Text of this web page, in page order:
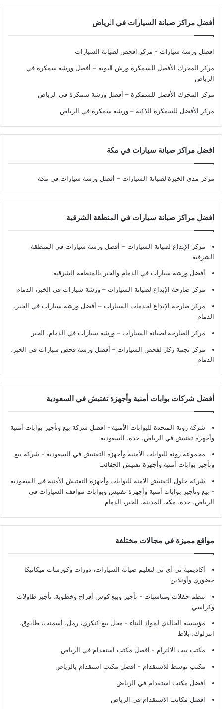
أفضل مراكز صيانة السيارات في الرياض
افضل ورشة سيارات - مركز افحص لصيانة السيارات
مركز المحرك الأفضل للسمكرة ورش البوية – أفضل ورشة سمكرة في
الرياض
مركز المحرك الأفضل للسمكرة – أفضل ورشة سمكرة في الرياض
مركز الأفضل للسمكرة الذكية – ورشة سمكرة في الرياض
افضل مراكز صيانة سيارات في مكة
مركز مدى الخبرة لصيانة السيارات – أفضل ورشة سيارات في مكة
افضل مراكز صيانة سيارات في المنطقة الشرقية
مركز الإبداع لصيانة السيارات – أفضل ورشة سيارات في المنطقة
الشرقية
أفضل ورشة سيارات في الدمام والخبر بالمنطقة الشرقية
مركز صارحة الإبداع لصيانة السيارات – ورشة سيارات في الخبر، الدمام
مركز صارحة الإبداع لخدمات السيارات – أفضل ورشة سيارات في الخبر،
الدمام
مركز الصارحة لصيانة السيارات – ورشة سيارات في الدمام، الخبر
مركز نجمة ركاز لفحص السيارات – أفضل ورشة فحص سيارات في الخبر،
الدمام
أفضل شركات بوابات أمنية وأجهزة تفتيش في السعودية
شركة زونة المتحدة للبوابات الأمنية - افضل شركة بيع وتأجير بوابات أمنية
وأجهزة تفتيش في الرياض، جدة، السعودية
مجموعة زونة للبوابات الأمنية وأجهزة التفتيش في السعودية - شركة بيع
وتأجير بوابات أمنية وأجهزة تفتيش الحقائب
شركة حلول التفتيش الآمنة للبوابات وأجهزة التفتيش الأمنية في السعودية
- بيع وتأجير بوابات أمنية وأجهزة تفتيش وبوابات مواقف السيارات في
الرياض، جدة، مكة، المدينة، الخبر، الدمام
مواقع مميزة في مجالات مختلفة
أكاديمية تي أي تي لتعليم صيانة السيارات، دورات وكورسات ميكانيكا
حضوري وأونلاين
تنظم حفلات ومناسبات - تأجير وبيع كوش أفراح وخطوبة، تأجير طاولات
وكراسي
مؤسسة الخالدي لمواد البناء - محل بيع كنكري، رمل، أسمنت، طابوق،
انترلوك، بلاط
مكتب بيت الالتزام - افضل مكتب استقدام في الرياض
مكتب توسط للاستقدام - افضل مكتب استقدام بالرياض
افضل مكتب استقدام في الرياض
افضل مكاتب الاستقدام في الرياض